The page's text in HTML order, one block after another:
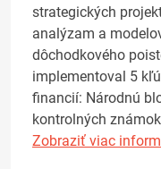
strategických
analýzam a
dôchodkového
implementoval 5
financií: Národnú
kontrolných
Zobraziť viac